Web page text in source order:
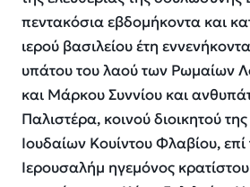
πεντακόσια εβδομήκοντα και
ιερού βασιλείου έτη
υπάτου του λαού των Ρωμαίων
και Μάρκου Συννίου και
Παλιστέρα, κοινού διοικητού
Ιουδαίων Κουίντου Φλαβίου, επί
Ιερουσαλήμ ηγεμόνος